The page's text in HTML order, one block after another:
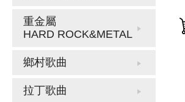
重金屬
HARD ROCK&METAL
鄉村歌曲
拉丁歌曲